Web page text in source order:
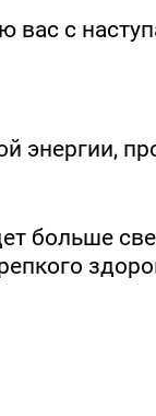
вас с
энергии,
больше